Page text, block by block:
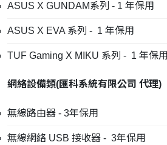
ASUS X GUNDAM系列 - 1 年保用
ASUS X EVA 系列 - 1 年保用
TUF Gaming X MIKU 系列 - 1 年保用
網絡設備類(匯科系統有限公司 代理)
無線路由器 - 3年保用
無線網絡 USB 接收器 - 3年保用